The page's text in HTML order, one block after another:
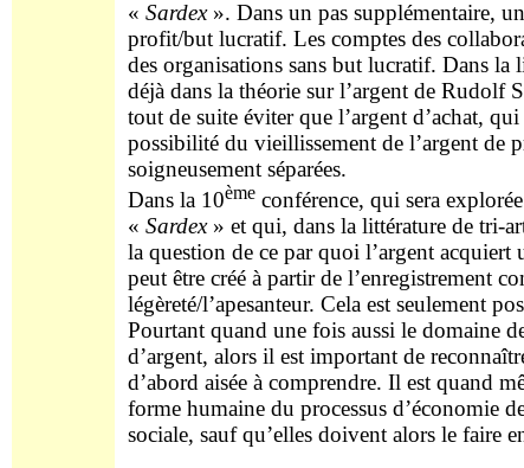
« Sardex». Dans un pas supplémentaire,
profit/but lucratif. Les comptes des
des organisations sans but lucratif. Dans la
déjà dans la théorie sur l’argent de Rudolf
tout de suite éviter que l’argent d’achat,
possibilité du vieillissement de l’argent de
soigneusement séparées.
Dans la 10èmeconférence, qui sera
« Sardex» et qui, dans la littérature de tri-
la question de ce par quoi l’argent
peut être créé à partir de l’enregistrement
légèreté/l’apesanteur. Cela est seulement
Pourtant quand une fois aussi le domaine
d’argent, alors il est important de
d’abord aisée à comprendre. Il est quand
forme humaine du processus d’économie
sociale, sauf qu’elles doivent alors le faire